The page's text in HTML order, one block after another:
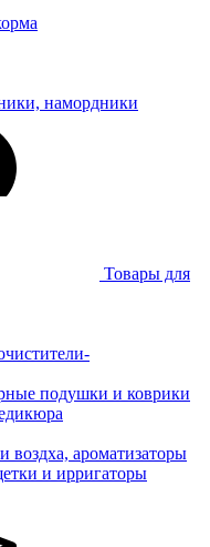
намордники
Товары для
подушки и коврики
воздха, ароматизаторы
и ирригаторы